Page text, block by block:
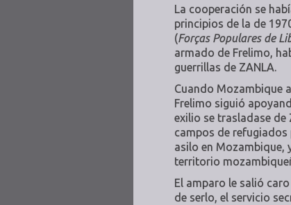
La cooperación se
principios de la de
(Forças Populares de
armado de Frelimo,
guerrillas de ZANLA.
Cuando Mozambique
Frelimo siguió
exilio se trasladase de
campos de refugiados
asilo en Mozambique,
territorio
El amparo le salió
de serlo, el servicio